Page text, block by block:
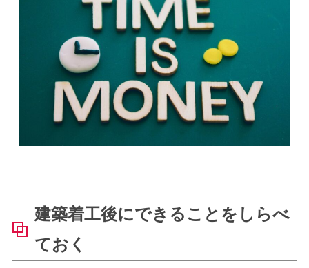
建築着工後にできることをしらべ
ておく